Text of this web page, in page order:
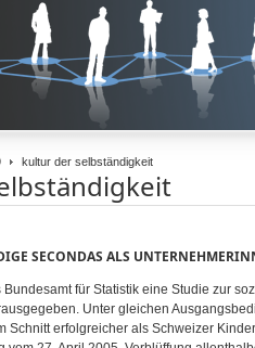
kultur der selbständigkeit
SECONDAS ALS
Bundesamt für Statistik eine Studie zur
Unter gleichen
Schnitt erfolgreicher als Schweizer